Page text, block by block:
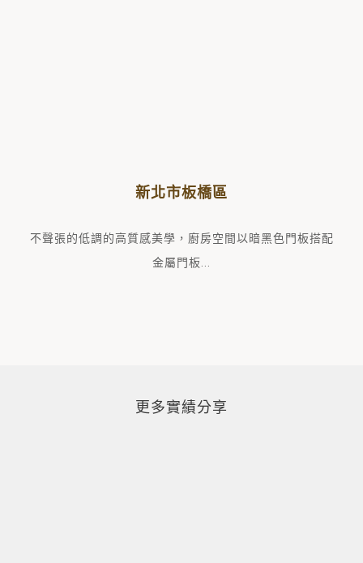
新北市板橋區
不聲張的低調的高質感美學， 廚房空間以暗黑色門板搭配
金屬門板
更多實績分享